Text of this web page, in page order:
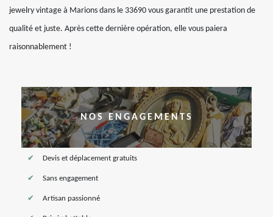
jewelry vintage à Marions dans le 33690 vous garantit une prestation de
qualité et juste. Après cette dernière opération, elle vous paiera
raisonnablement !
NOS ENGAGEMENTS
Devis et déplacement gratuits
Sans engagement
Artisan passionné